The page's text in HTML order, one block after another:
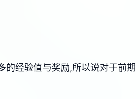
的经验值与奖励,所以说对于前期